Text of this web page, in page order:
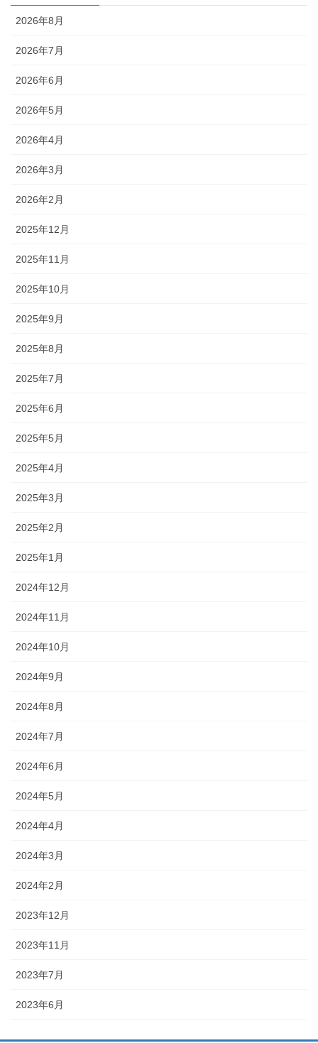
2026年8月
2026年7月
2026年6月
2026年5月
2026年4月
2026年3月
2026年2月
2025年12月
2025年11月
2025年10月
2025年9月
2025年8月
2025年7月
2025年6月
2025年5月
2025年4月
2025年3月
2025年2月
2025年1月
2024年12月
2024年11月
2024年10月
2024年9月
2024年8月
2024年7月
2024年6月
2024年5月
2024年4月
2024年3月
2024年2月
2023年12月
2023年11月
2023年7月
2023年6月